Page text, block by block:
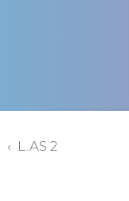
L.AS 2